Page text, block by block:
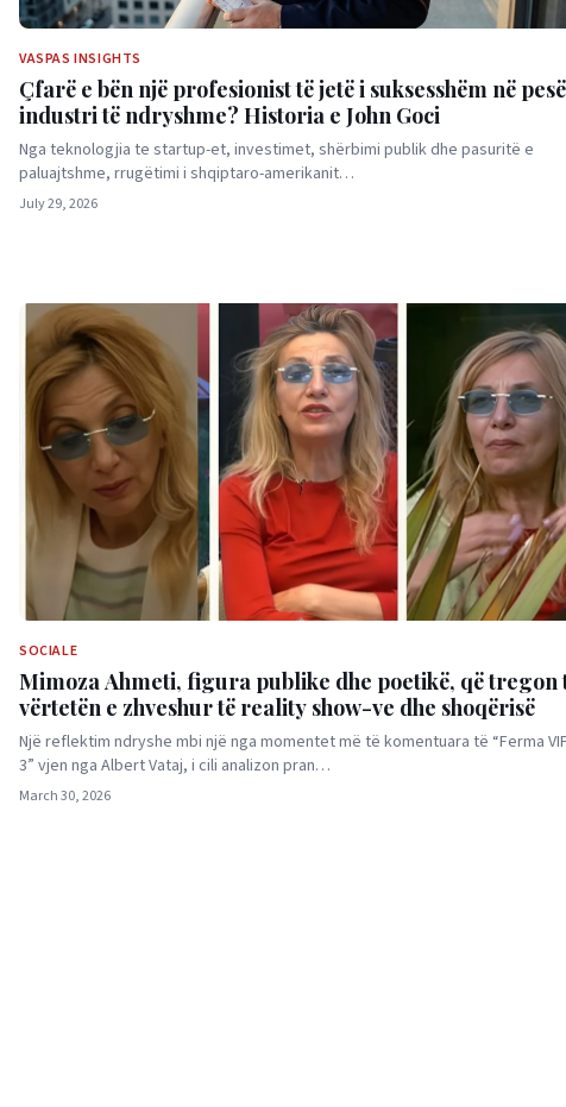
VASPAS INSIGHTS
Çfarë e bën një profesionist të jetë i suksesshëm në pesë
industri të ndryshme? Historia e John Goci
Nga teknologjia te startup-et, investimet, shërbimi publik dhe pasuritë e
paluajtshme, rrugëtimi i shqiptaro-amerikanit…
July 29, 2026
SOCIALE
Mimoza Ahmeti, figura publike dhe poetikë, që tregon
vërtetën e zhveshur të reality show-ve dhe shoqërisë
Një reflektim ndryshe mbi një nga momentet më të komentuara të “Ferma
3” vjen nga Albert Vataj, i cili analizon pran…
March 30, 2026